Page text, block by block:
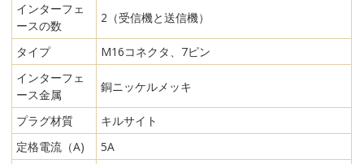
インターフェ
ースの数
2（受信機と送信機）
タイプ
M16コネクタ、7ピン
インターフェ
ース金属
銅ニッケルメッキ
プラグ材質
キルサイト
定格電流（A)
5A